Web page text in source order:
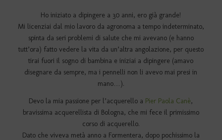
Ho iniziato a dipingere a 30 anni, ero già grande!
Mi licenziai dal mio lavoro da agronoma a tempo indeterminato,
spinta da seri problemi di salute che mi avevano (e hanno
tutt’ora) fatto vedere la vita da un’altra angolazione, per questo
tirai fuori il sogno di bambina e iniziai a dipingere (amavo
disegnare da sempre, ma i pennelli non li avevo mai presi in
mano…).
Devo la mia passione per l’acquerello a Pier Paola Canè,
bravissima acquerellista di Bologna, che mi fece il primissimo
corso di acquerello.
Dato che viveva metà anno a Formentera, dopo pochissimo la